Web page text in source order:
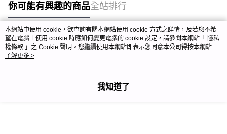
你可能有興趣的商品全站排行
熱門標籤
本網站中使用 cookie，欲查詢有關本網站使用 cookie 方式之詳情，及若您不希
望在電腦上使用 cookie 時應如何變更電腦的 cookie 設定，請參閱本網站「 隱私
權條款 」之 Cookie 聲明。您繼續使用本網站即表示您同意本公司得按本網站使
用條款之 Cookie 聲明使用 cookie。
了解更多 >
我知道了